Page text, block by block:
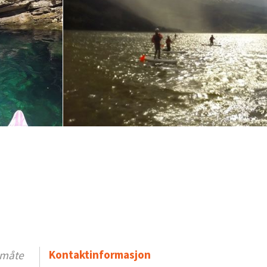
Kontaktinformasjon